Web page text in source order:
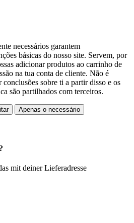
necessários garantem
básicas do nosso site. Servem, por
adicionar produtos ao carrinho de
na tua conta de cliente. Não é
conclusões sobre ti a partir disso e os
são partilhados com terceiros.
Apenas o necessário
mit deiner Lieferadresse